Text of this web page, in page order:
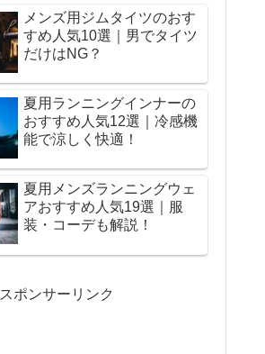
メンズ用ジムタイツのおす
すめ人気10選｜男でタイツ
だけはNG？
夏用ランニングインナーの
おすすめ人気12選｜冷感機
能で涼しく快適！
夏用メンズランニングウェ
アおすすめ人気19選｜服
装・コーデも解説！
スポンサーリンク